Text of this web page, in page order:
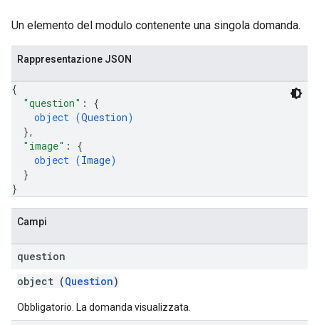
Un elemento del modulo contenente una singola domanda.
Rappresentazione JSON
{
"question" : {
object (Question)
},
"image" : {
object (Image)
}
}
Campi
question
object (Question)
Obbligatorio. La domanda visualizzata.